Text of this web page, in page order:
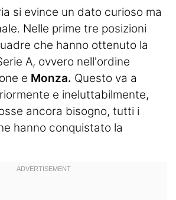
si evince un dato curioso ma
Nelle prime tre posizioni
che hanno ottenuto la
A, ovvero nell'ordine
e Monza. Questo va a
e ineluttabilmente,
ancora bisogno, tutti i
hanno conquistato la